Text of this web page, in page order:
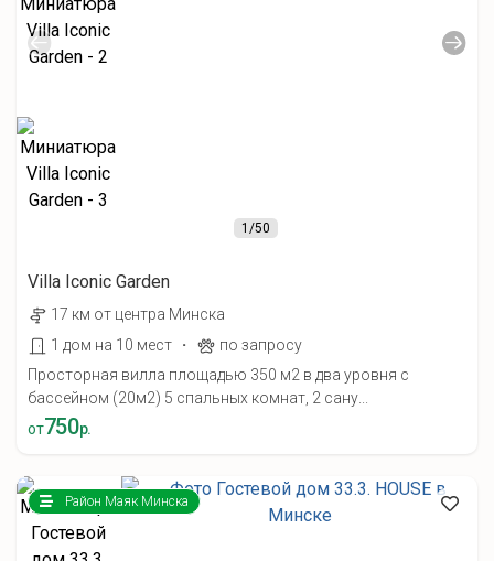
1/50
Villa Iconic Garden
17 км от центра Минска
1 дом на 10 мест
·
по запросу
Просторная вилла площадью 350 м2 в два уровня с
бассейном (20м2) 5 спальных комнат, 2 сану...
от750р.
Район Маяк Минска